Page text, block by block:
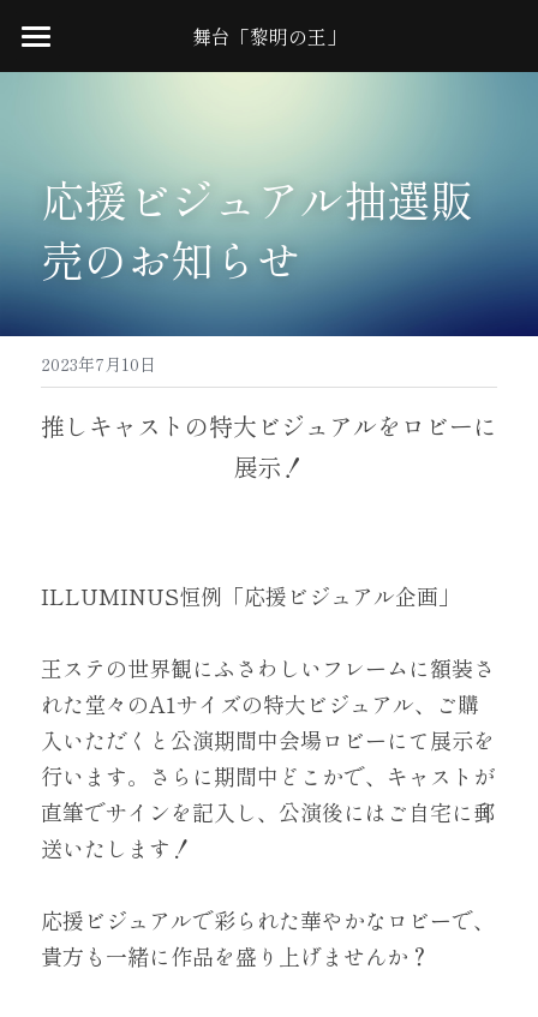
舞台「黎明の王」
Home
Cast
Schedule
Access
Staff
Twitter
応援ビジュアル抽選販
売のお知らせ
2023年7月10日
推しキャストの特大ビジュアルをロビーに
展示！
ILLUMINUS恒例「応援ビジュアル企画」
王ステの世界観にふさわしいフレームに額装さ
れた堂々のA1サイズの特大ビジュアル、ご購
入いただくと公演期間中会場ロビーにて展示を
行います。さらに期間中どこかで、キャストが
直筆でサインを記入し、公演後にはご自宅に郵
送いたします！
応援ビジュアルで彩られた華やかなロビーで、
貴方も一緒に作品を盛り上げませんか？